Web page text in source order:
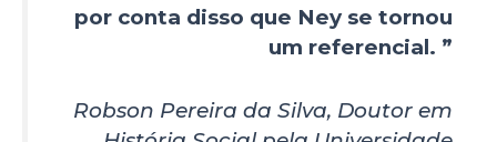
por conta disso que Ney se tornou
um referencial. ”
Robson Pereira da Silva, Doutor em